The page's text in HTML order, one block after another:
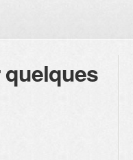
quelques